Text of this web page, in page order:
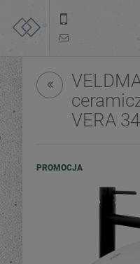
VERA 34
PROMOCJA